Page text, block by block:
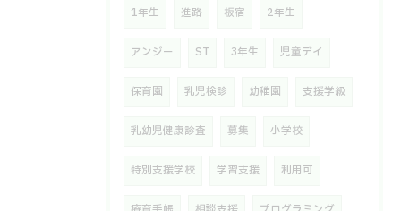
1年生 進路 板宿 2年生
アンジー ST 3年生 児童デイ
保育園 乳児検診 幼稚園 支援学級
乳幼児健康診査 募集 小学校
特別支援学校 学習支援 利用可